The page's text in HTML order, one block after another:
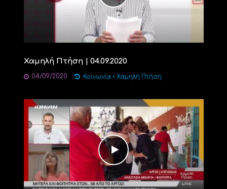
Χαμηλή Πτήση | 04.09.2020
04/09/2020 Κοινωνία • Χαμηλή Πτήση